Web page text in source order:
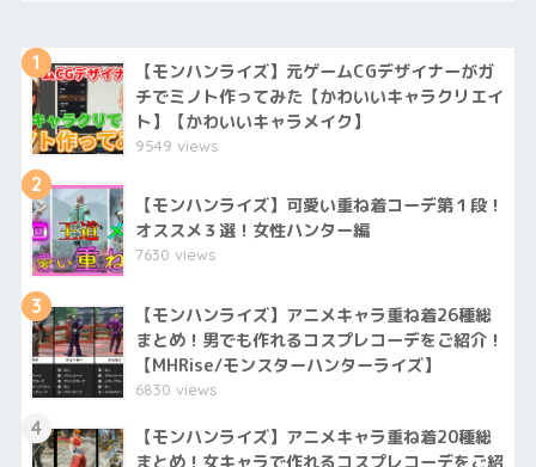
1
【モンハンライズ】元ゲームCGデザイナーがガ
チでミノト作ってみた【かわいいキャラクリエイ
ト】【かわいいキャラメイク】
9549 views
2
【モンハンライズ】可愛い重ね着コーデ第１段！
オススメ３選！女性ハンター編
7630 views
3
【モンハンライズ】アニメキャラ重ね着26種総
まとめ！男でも作れるコスプレコーデをご紹介！
【MHRise/モンスターハンターライズ】
6830 views
4
【モンハンライズ】アニメキャラ重ね着20種総
まとめ！女キャラで作れるコスプレコーデをご紹